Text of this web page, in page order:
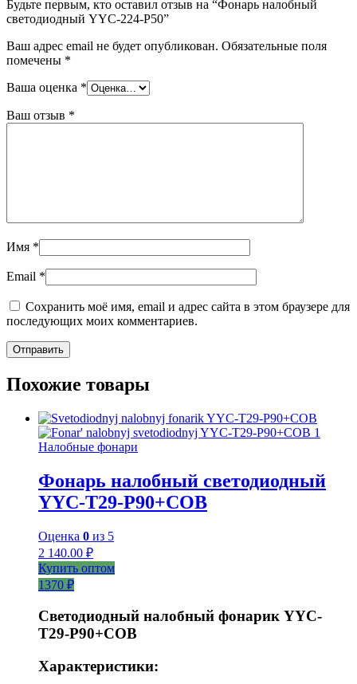
Будьте первым, кто оставил отзыв на “Фонарь налобный
светодиодный YYC-224-P50”
Ваш адрес email не будет опубликован. Обязательные поля
помечены *
Ваша оценка *
Ваш отзыв *
Имя *
Email *
Сохранить моё имя, email и адрес сайта в этом браузере для
последующих моих комментариев.
Похожие товары
Налобные фонари
Фонарь налобный светодиодный
YYC-T29-P90+COB
Оценка 0 из 5
2 140.00 ₽
Купить оптом
1370 ₽
Светодиодный налобный фонарик YYC-
T29-P90+COB
Характеристики: